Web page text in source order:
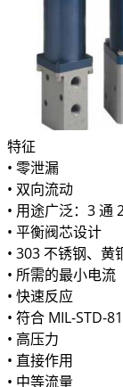
特征
• 零泄漏
• 双向流动
• 用途广泛：3 通
• 平衡阀芯设计
• 303 不锈钢、黄
• 所需的最小电流
• 快速反应
• 符合 MIL-STD-
• 高压力
• 直接作用
• 中等流量